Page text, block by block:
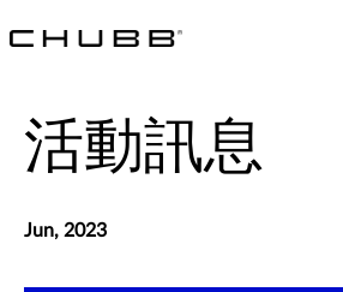
活動訊息
Jun, 2023